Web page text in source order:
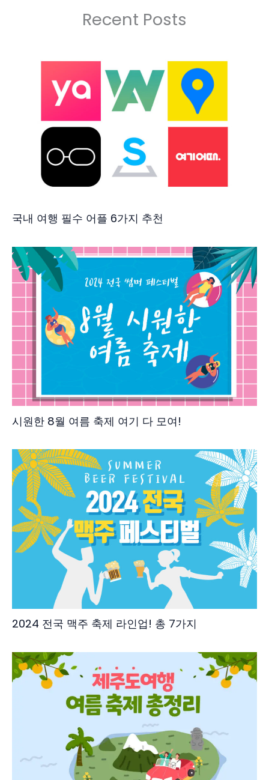
Recent Posts
국내 여행 필수 어플 6가지 추천
시원한 8월 여름 축제 여기 다 모여!
2024 전국 맥주 축제 라인업! 총 7가지